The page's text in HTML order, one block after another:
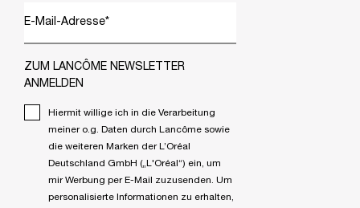
E-Mail-Adresse*
ZUM LANCÔME NEWSLETTER
ANMELDEN
Hiermit willige ich in die Verarbeitung
meiner o.g. Daten durch Lancôme sowie
die weiteren Marken der L’Oréal
Deutschland GmbH („L'Oréal“) ein, um
mir Werbung per E-Mail zuzusenden. Um
personalisierte Informationen zu erhalten,